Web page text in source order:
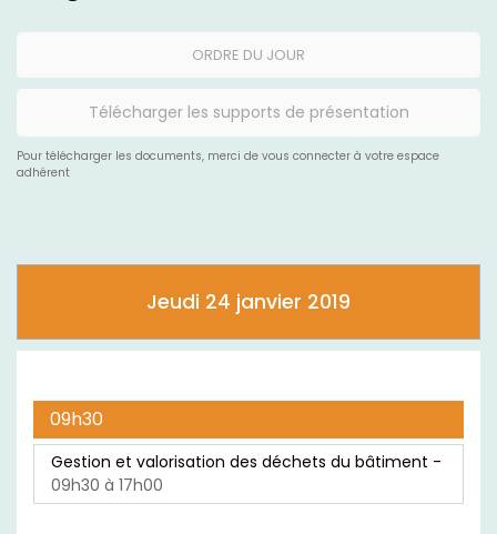
ORDRE DU JOUR
Télécharger les supports de présentation
Pour télécharger les documents, merci de vous connecter à votre espace
adhérent
Jeudi 24 janvier 2019
09h30
Gestion et valorisation des déchets du bâtiment -
09h30 à 17h00